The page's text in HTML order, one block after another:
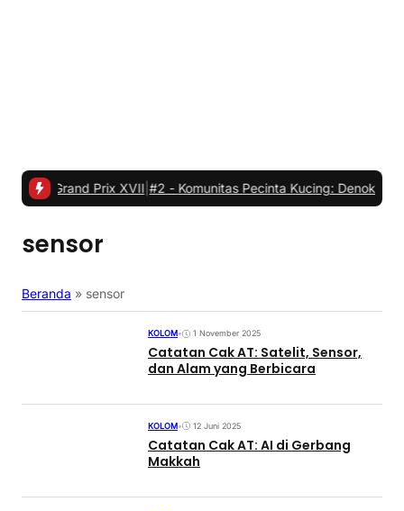
Prix XVII|#2 -Komunitas Pecinta Kucing: Denok dan Audrey
sensor
Beranda » sensor
KOLOM• 1 November 2025
Catatan Cak AT: Satelit, Sensor,
dan Alam yang Berbicara
KOLOM• 12 Juni 2025
Catatan Cak AT: AI di Gerbang
Makkah